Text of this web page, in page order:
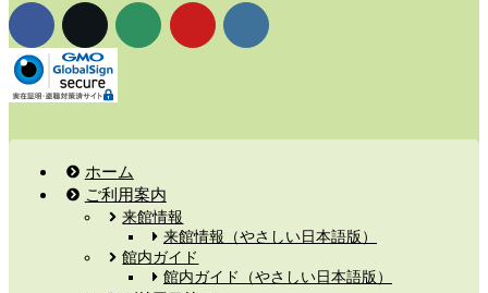
ホーム
ご利用案内
来館情報
来館情報（やさしい日本語版）
館内ガイド
館内ガイド（やさしい日本語版）